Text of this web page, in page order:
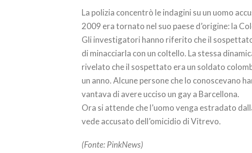
La polizia concentrò le indagini su un uomo
2009 era tornato nel suo paese d’origine: la
Gli investigatori hanno riferito che il
di minacciarla con un coltello. La stessa
rivelato che il sospettato era un soldato
un anno. Alcune persone che lo conoscevano
vantava di avere ucciso un gay a Barcellona.
Ora si attende che l’uomo venga estradato
vede accusato dell’omicidio di Vitrevo.
(Fonte: PinkNews)